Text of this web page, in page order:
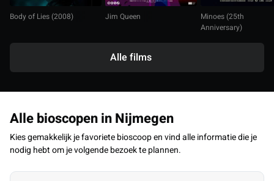
Body of Lies (2008) Jim Queen
Minoes (25th
Anniversary)
Alle films
Alle bioscopen in Nijmegen
Kies gemakkelijk je favoriete bioscoop en vind alle informatie die je
nodig hebt om je volgende bezoek te plannen.